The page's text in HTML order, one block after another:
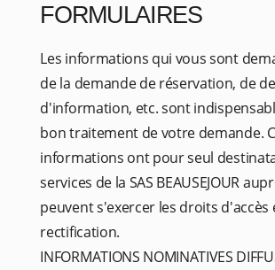
FORMULAIRES
Les informations qui vous sont
de la demande de réservation, de
d'information, etc. sont
bon traitement de votre demande.
informations ont pour seul
services de la SAS BEAUSEJOUR
peuvent s'exercer les droits d'accès
rectification.
INFORMATIONS NOMINATIVES